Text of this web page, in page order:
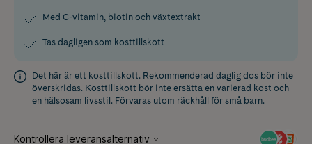
Med C-vitamin, biotin och växtextrakt
Tas dagligen som kosttillskott
Det här är ett kosttillskott. Rekommenderad daglig dos bör inte
överskridas. Kosttillskott bör inte ersätta en varierad kost och
en hälsosam livsstil. Förvaras utom räckhåll för små barn.